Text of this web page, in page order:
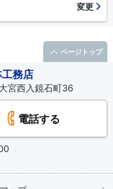
変更
務店
宮西入鏡石町36
電話する
ページトップ